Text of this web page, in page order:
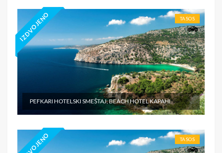
IZDVOJENO TASOS
PEFKARI HOTELSKI SMEŠTAJ, BEACH HOTEL KAPAHI
TASOS